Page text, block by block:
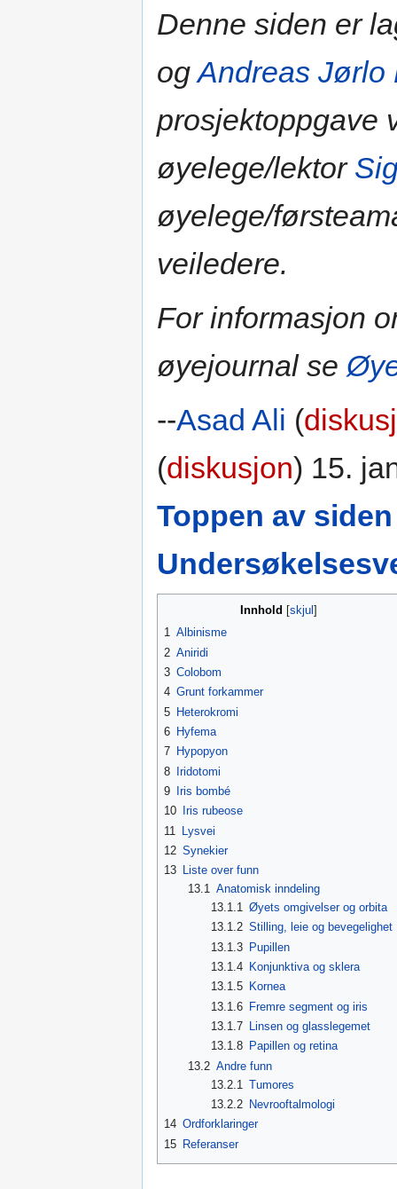
Denne siden er
ogAndreas Jørlo
prosjektoppgave
øyelege/lektor
øyelege/
veiledere.
For informasjon
øyejournal se
--Asad Ali (
(diskusjon) 15.
Toppen av siden
Innhold
1 Albinisme
2 Aniridi
3 Colobom
4 Grunt forkammer
5 Heterokromi
6 Hyfema
7 Hypopyon
8 Iridotomi
9
Iris bombé
10
Iris rubeose
11
Lysvei
12 Synekier
13 Liste over funn
13.1 Anatomisk inndeling
13.1.1 Øyets omgivelser og orbita
13.1.2 Stilling, leie og bevegelighet
13.1.3 Pupillen
13.1.4 Konjunktiva og sklera
13.1.5 Kornea
13.1.6 Fremre segment og iris
13.1.7 Linsen og glasslegemet
13.1.8 Papillen og retina
13.2 Andre funn
13.2.1
Tumores
13.2.2 Nevrooftalmologi
14 Ordforklaringer
15 Referanser